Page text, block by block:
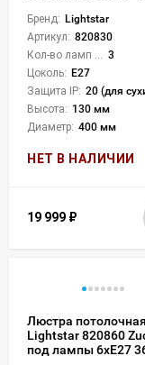
Бренд: Lightstar
Артикул: 820830
3
Цоколь: E27
Защита IP: 20 (для
Высота: 130 мм
Диаметр: 400 мм
НЕТ В НАЛИЧИИ
19 999 ₽
Люстра потолочная
Lightstar 820860
под лампы 6xE27